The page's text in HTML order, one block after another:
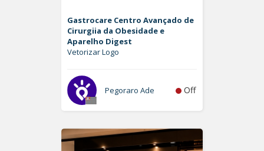
Gastrocare Centro Avançado de
Cirurgiia da Obesidade e
Aparelho Digest
Vetorizar Logo
Pegoraro Ade Off